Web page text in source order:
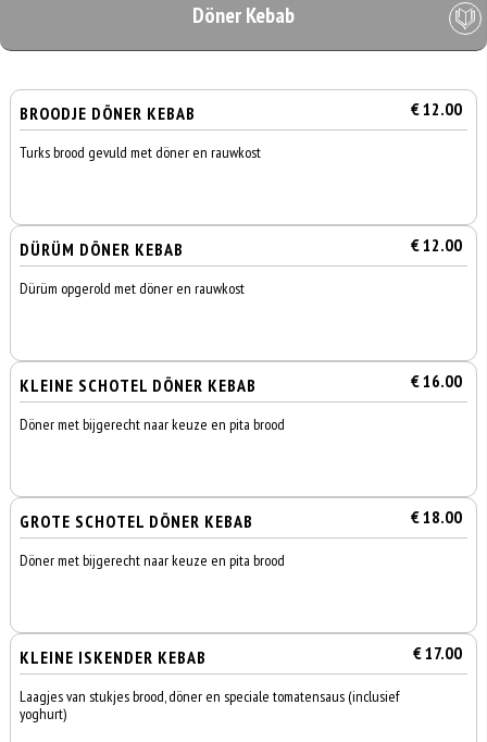
Döner Kebab
BROODJE DÖNER KEBAB € 12.00
Turks brood gevuld met döner en rauwkost
DÜRÜM DÖNER KEBAB € 12.00
Dürüm opgerold met döner en rauwkost
KLEINE SCHOTEL DÖNER KEBAB € 16.00
Döner met bijgerecht naar keuze en pita brood
GROTE SCHOTEL DÖNER KEBAB € 18.00
Döner met bijgerecht naar keuze en pita brood
KLEINE ISKENDER KEBAB € 17.00
Laagjes van stukjes brood, döner en speciale tomatensaus (inclusief
yoghurt)